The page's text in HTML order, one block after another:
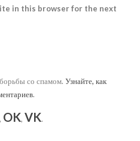
in this browser for the next
со спамом. Узнайте, как
.
, OK, VK.